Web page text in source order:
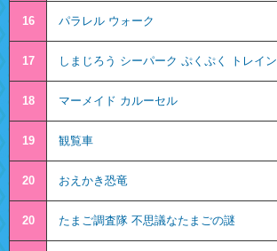
16 パラレル ウォーク
17 しまじろう シーパーク ぷくぷく トレイン
18 マーメイド カルーセル
19 観覧車
20 おえかき恐竜
20 たまご調査隊 不思議なたまごの謎